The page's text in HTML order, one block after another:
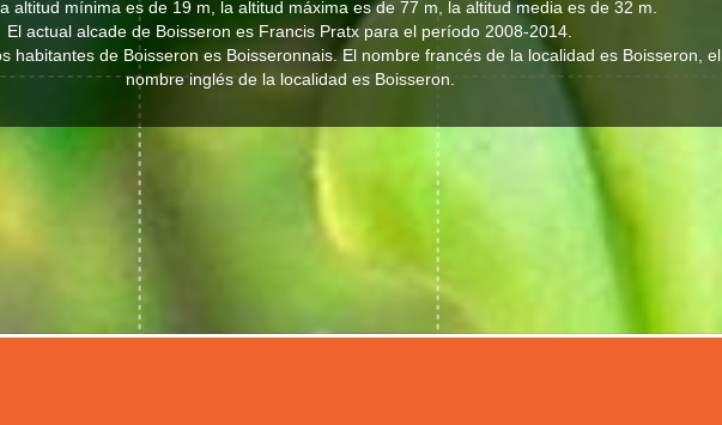
altitud mínima es de 19 m, la altitud máxima es de 77 m, la altitud media es de 32 m.
El actual alcade de Boisseron es Francis Pratx para el período 2008-2014.
habitantes de Boisseron es Boisseronnais. El nombre francés de la localidad es Boisseron, el
nombre inglés de la localidad es Boisseron.